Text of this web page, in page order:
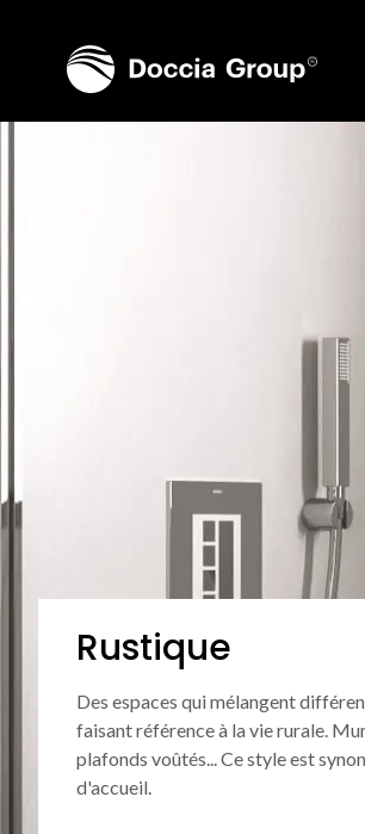
Rustique
Des espaces qui mélangent
faisant référence à la vie rurale.
plafonds voûtés... Ce style est
d'accueil.